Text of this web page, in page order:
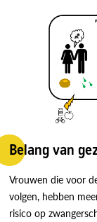
Belang van
Vrouwen die voor
volgen, hebben
risico op